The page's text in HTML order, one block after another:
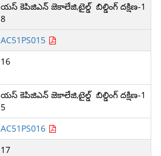
యస్ కెపిజిఎన్ జెకాలేజి,టైల్డ్ బిల్డింగ్ దక్షిణ-1
8
AC51PS015
16
యస్ కెపిజిఎన్ జెకాలేజి,టైల్డ్ బిల్డింగ్ దక్షిణ-1
5
AC51PS016
17